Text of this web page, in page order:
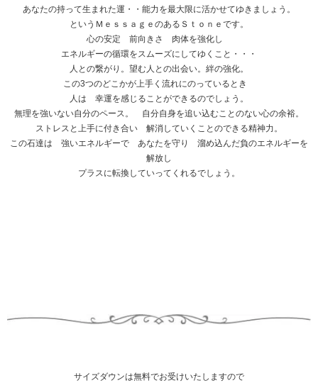
あなたの持って生まれた運・・能力を最大限に活かせてゆきましょう。
というＭｅｓｓａｇｅのあるＳｔｏｎｅです。
心の安定 前向きさ 肉体を強化し
エネルギーの循環をスムーズにしてゆくこと・・・
人との繋がり。望む人との出会い。絆の強化。
この3つのどこかが上手く流れにのっているとき
人は 幸運を感じることができるのでしょう。
無理を強いない自分のペース。 自分自身を追い込むことのない心の余裕。
ストレスと上手に付き合い 解消していくことのできる精神力。
この石達は 強いエネルギーで あなたを守り 溜め込んだ負のエネルギーを
解放し
プラスに転換していってくれるでしょう。
サイズダウンは無料でお受けいたしますので